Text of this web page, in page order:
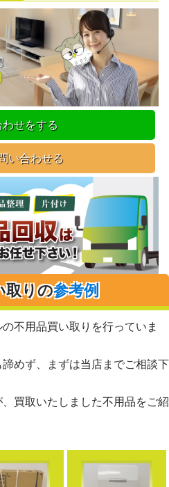
わせをする
い合わせる
取りの参考例
不用品買い取りを行っていま
めず、まずは当店までご相談下
買取いたしました不用品をご紹